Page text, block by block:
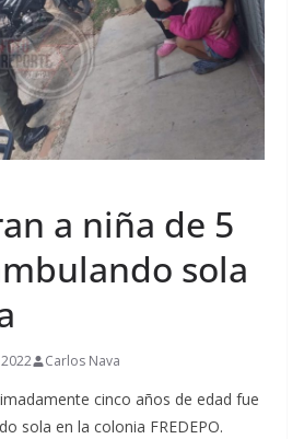
a niña de 5
sola
Carlos Nava
cinco años de edad fue
sola en la colonia FREDEPO.